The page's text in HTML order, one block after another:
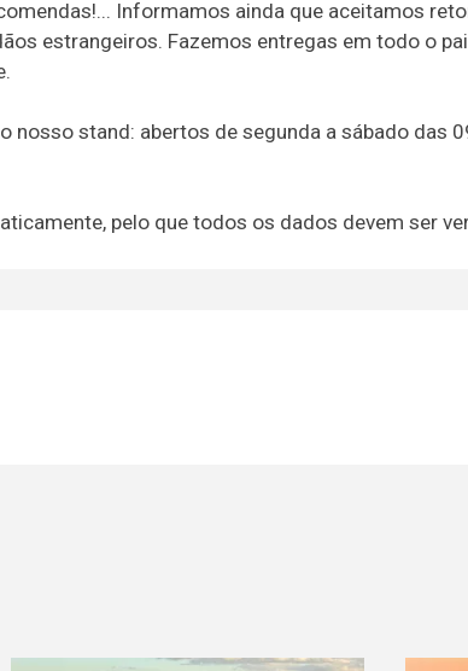
Informamos ainda que aceitamos
estrangeiros. Fazemos entregas em todo o
stand: abertos de segunda a sábado das
pelo que todos os dados devem ser